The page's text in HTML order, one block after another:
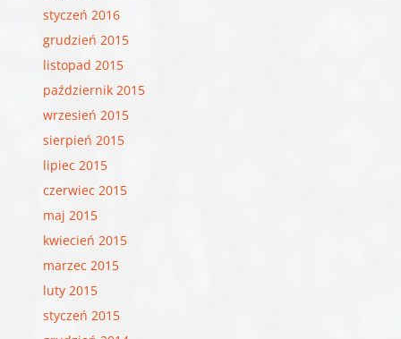
styczeń 2016
grudzień 2015
listopad 2015
październik 2015
wrzesień 2015
sierpień 2015
lipiec 2015
czerwiec 2015
maj 2015
kwiecień 2015
marzec 2015
luty 2015
styczeń 2015